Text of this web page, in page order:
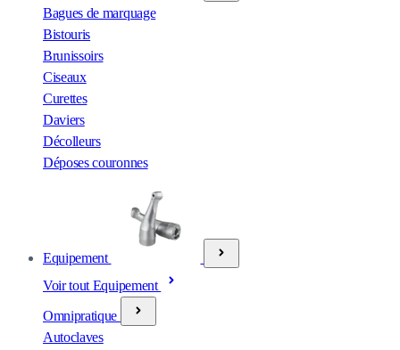
Bagues de marquage
Bistouris
Brunissoirs
Ciseaux
Curettes
Daviers
Décolleurs
Déposes couronnes
Equipement
Voir tout Equipement
Omnipratique
Autoclaves